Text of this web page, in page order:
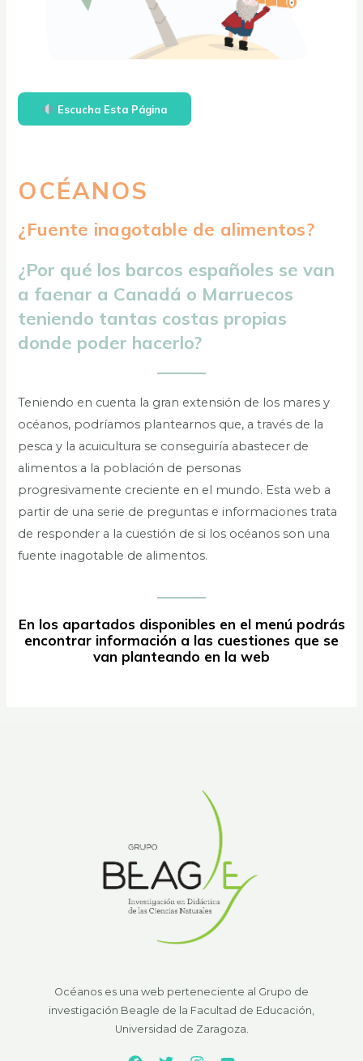
Escucha Esta Página
OCÉANOS
¿Fuente inagotable de alimentos?​
¿Por qué los barcos españoles se van
a faenar a Canadá o Marruecos
teniendo tantas costas propias
donde poder hacerlo?
Teniendo en cuenta la gran extensión de los mares y
océanos, podríamos plantearnos que, a través de la
pesca y la acuicultura se conseguiría abastecer de
alimentos a la población de personas
progresivamente creciente en el mundo. Esta web a
partir de una serie de preguntas e informaciones trata
de responder a la cuestión de si los océanos son una
fuente inagotable de alimentos.
En los apartados disponibles en el menú podrás
encontrar información a las cuestiones que se
van planteando en la web
Océanos es una web perteneciente al Grupo de
investigación Beagle de la Facultad de Educación,
Universidad de Zaragoza.